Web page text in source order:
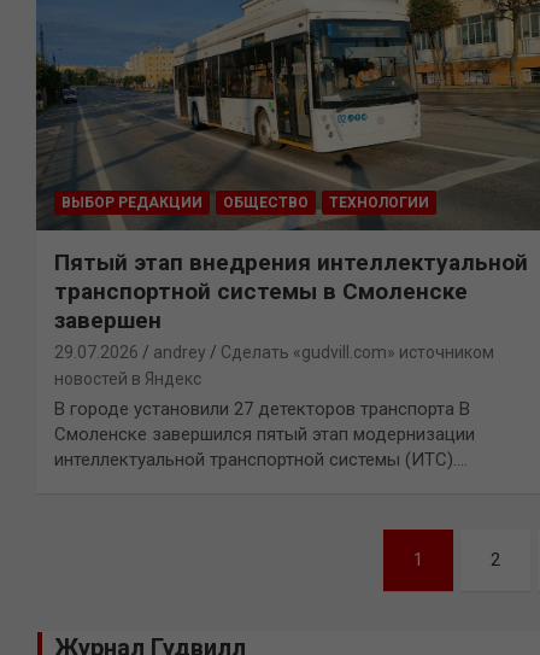
ВЫБОР РЕДАКЦИИ ОБЩЕСТВО ТЕХНОЛОГИИ
Пятый этап внедрения интеллектуальной
транспортной системы в Смоленске
завершен
29.07.2026 andrey
Сделать «gudvill.com» источником
новостей в Яндекс
В городе установили 27 детекторов транспорта В
Смоленске завершился пятый этап модернизации
интеллектуальной транспортной системы (ИТС).…
1 2
Журнал Гудвилл